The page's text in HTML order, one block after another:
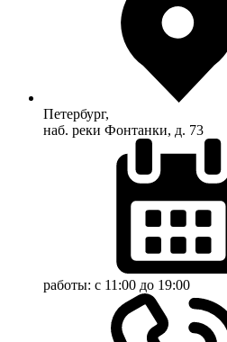
Петербург,
наб. реки Фонтанки, д. 73
работы: с 11:00 до 19:00